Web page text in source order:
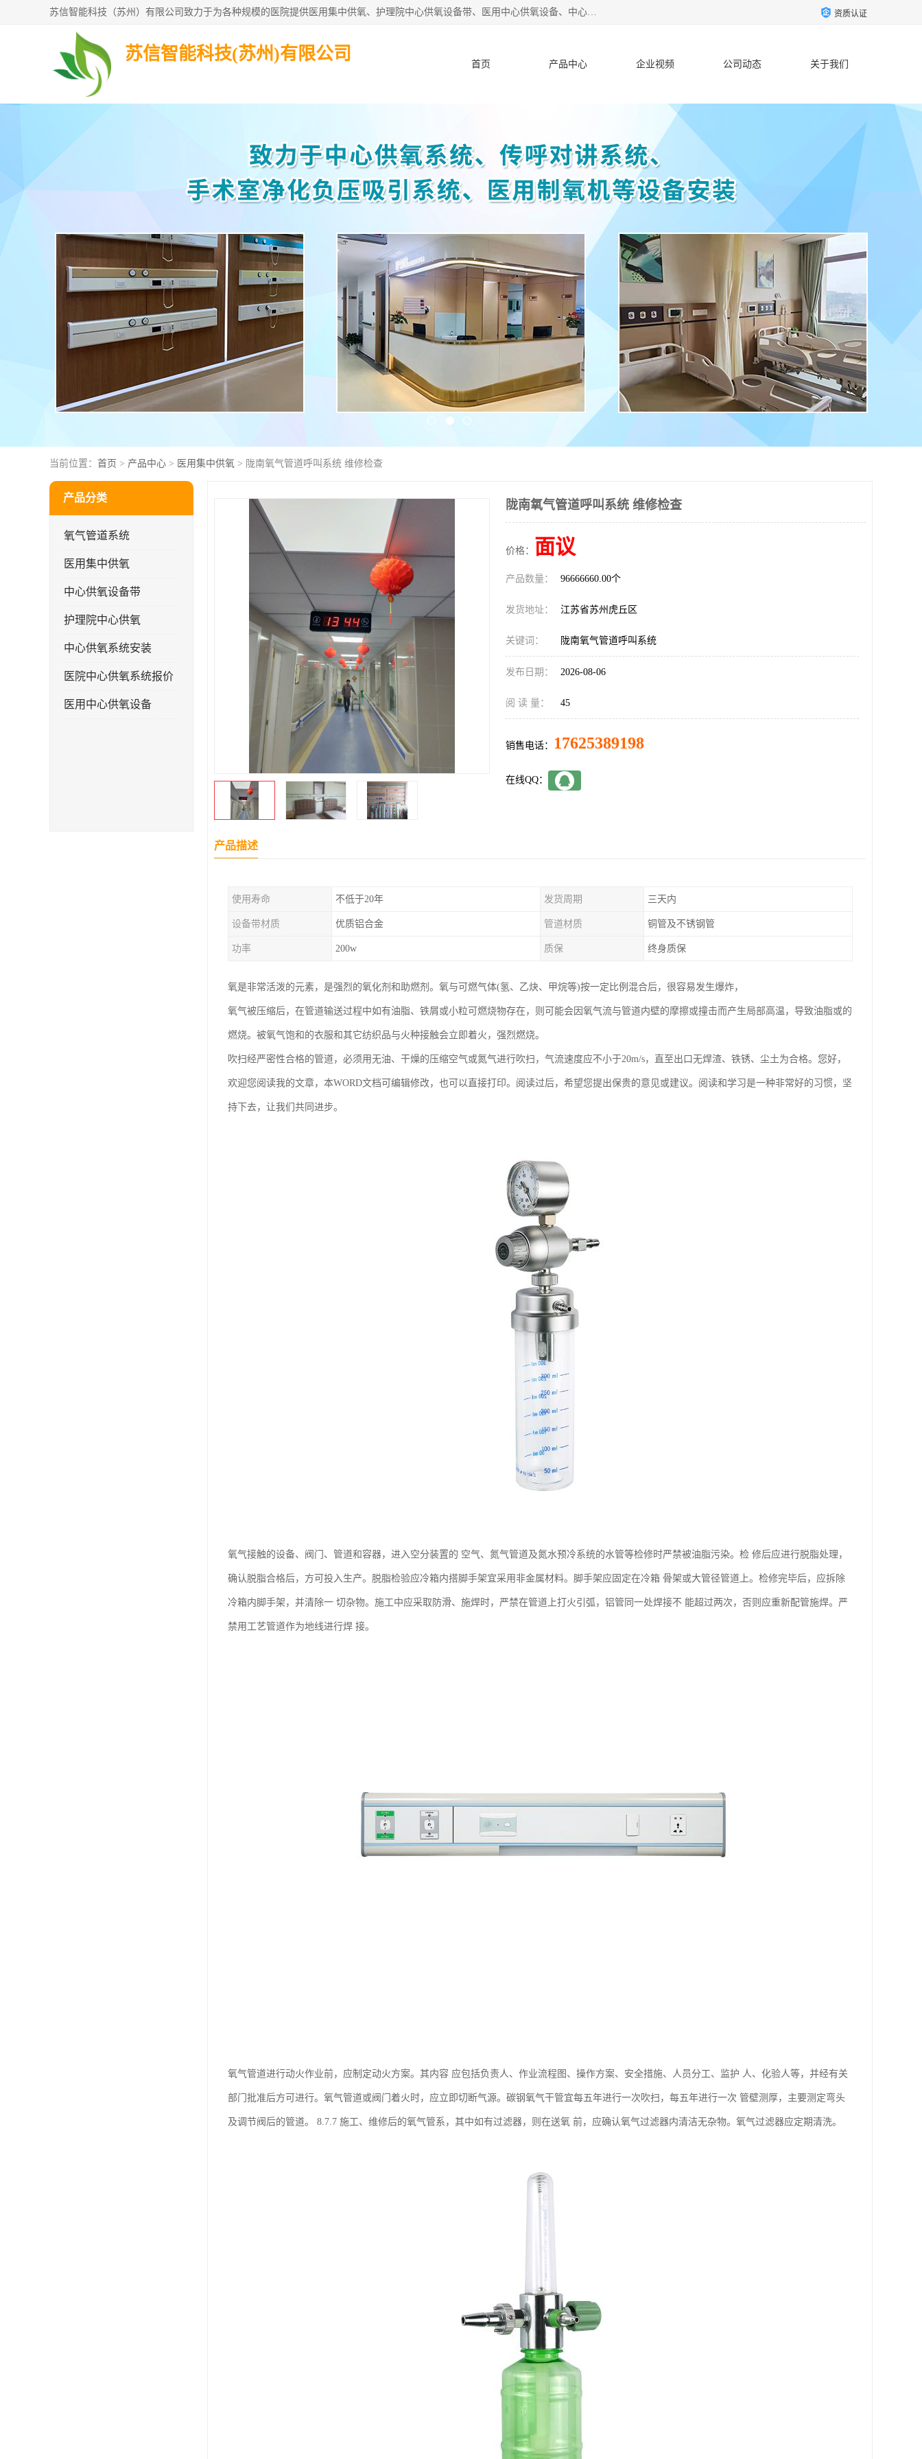
苏信智能科技（苏州）有限公司致力于为各种规模的医院提供医用集中供氧、护理院中心供氧设备带、医用中心供氧设备、中心供氧系统安装、医院中心供氧系统报价等“一条龙”服务。 资质认证
苏信智能科技(苏州)有限公司
首页 产品中心 企业视频 公司动态 关于我们
当前位置： 首页 > 产品中心 > 医用集中供氧 > 陇南氧气管道呼叫系统 维修检查
产品分类
氧气管道系统
医用集中供氧
中心供氧设备带
护理院中心供氧
中心供氧系统安装
医院中心供氧系统报价
医用中心供氧设备
陇南氧气管道呼叫系统 维修检查
价格： 面议
产品数量： 96666660.00个
发货地址： 江苏省苏州虎丘区
关键词： 陇南氧气管道呼叫系统
发布日期： 2026-08-06
阅 读 量： 45
销售电话： 17625389198
在线QQ：
产品描述
使用寿命 不低于20年 发货周期 三天内
设备带材质 优质铝合金 管道材质 铜管及不锈钢管
功率 200w 质保 终身质保
氧是非常活泼的元素，是强烈的氧化剂和助燃剂。氧与可燃气体(氢、乙炔、甲烷等)按一定比例混合后，很容易发生爆炸，
氧气被压缩后，在管道输送过程中如有油脂、铁屑或小粒可燃烧物存在，则可能会因氧气流与管道内壁的摩擦或撞击而产生局部高温，导致油脂或的
燃烧。被氧气饱和的衣服和其它纺织品与火种接触会立即着火，强烈燃烧。
吹扫经严密性合格的管道，必须用无油、干燥的压缩空气或氮气进行吹扫，气流速度应不小于20m/s，直至出口无焊渣、铁锈、尘土为合格。您好，
欢迎您阅读我的文章，本WORD文档可编辑修改，也可以直接打印。阅读过后，希望您提出保贵的意见或建议。阅读和学习是一种非常好的习惯，坚
持下去，让我们共同进步。
氧气接触的设备、阀门、管道和容器，进入空分装置的 空气、氮气管道及氮水预冷系统的水管等检修时严禁被油脂污染。检 修后应进行脱脂处理，
确认脱脂合格后，方可投入生产。脱脂检验应冷箱内搭脚手架宜采用非金属材料。脚手架应固定在冷箱 骨架或大管径管道上。检修完毕后，应拆除
冷箱内脚手架，并清除一 切杂物。施工中应采取防滑、施焊时，严禁在管道上打火引弧，铝管同一处焊接不 能超过两次，否则应重新配管施焊。严
禁用工艺管道作为地线进行焊 接。
氧气管道进行动火作业前，应制定动火方案。其内容 应包括负责人、作业流程图、操作方案、安全措施、人员分工、监护 人、化验人等，并经有关
部门批准后方可进行。氧气管道或阀门着火时，应立即切断气源。碳钢氧气干管宜每五年进行一次吹扫，每五年进行一次 管壁测厚，主要测定弯头
及调节阀后的管道。 8.7.7 施工、维修后的氧气管系，其中如有过滤器，则在送氧 前，应确认氧气过滤器内清洁无杂物。氧气过滤器应定期清洗。